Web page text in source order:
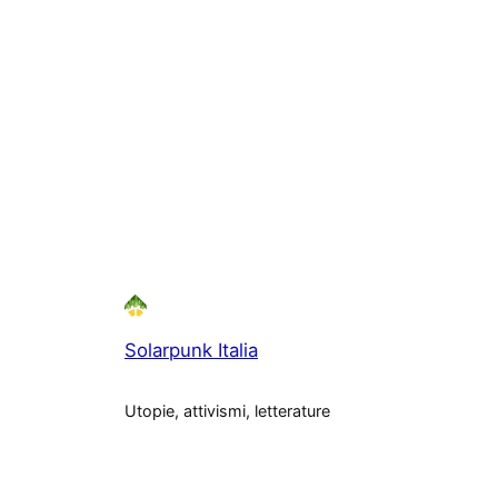
Solarpunk Italia
Utopie, attivismi, letterature